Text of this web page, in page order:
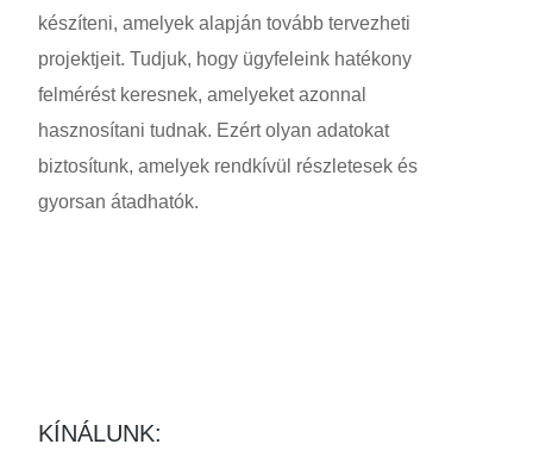
készíteni, amelyek alapján tovább tervezheti
projektjeit. Tudjuk, hogy ügyfeleink hatékony
felmérést keresnek, amelyeket azonnal
hasznosítani tudnak. Ezért olyan adatokat
biztosítunk, amelyek rendkívül részletesek és
gyorsan átadhatók.
KÍNÁLUNK: